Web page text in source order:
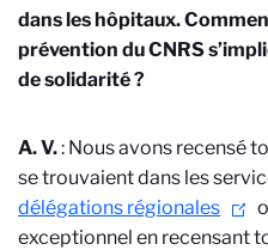
dans les hôpitaux.
prévention du CNRS
de solidarité ?
A. V.: Nous avons recensé
se trouvaient dans les
délégations régionales
exceptionnel en recensant